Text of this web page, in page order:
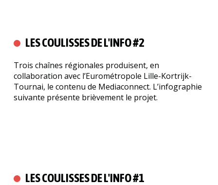
LES COULISSES DE L'INFO #2
Trois chaînes régionales produisent, en
collaboration avec l’Eurométropole Lille-Kortrijk-
Tournai, le contenu de Mediaconnect. L’infographie
suivante présente brièvement le projet.
LES COULISSES DE L'INFO #1